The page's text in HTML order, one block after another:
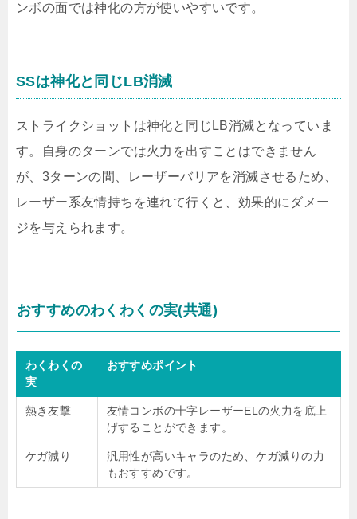
ンボの面では神化の方が使いやすいです。
SSは神化と同じLB消滅
ストライクショットは神化と同じLB消滅となっていま
す。自身のターンでは火力を出すことはできません
が、3ターンの間、レーザーバリアを消滅させるため、
レーザー系友情持ちを連れて行くと、効果的にダメー
ジを与えられます。
おすすめのわくわくの実(共通)
わくわくの
実
おすすめポイント
熱き友撃
友情コンボの十字レーザーELの火力を底上
げすることができます。
ケガ減り
汎用性が高いキャラのため、ケガ減りの力
もおすすめです。